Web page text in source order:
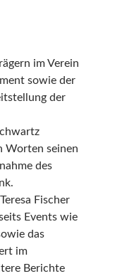
im Verein
sowie der
der
Worten seinen
des
Fischer
Events wie
das
im
Berichte